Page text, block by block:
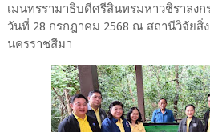
เมนทรรามาธิบดีศรีสินทรมหาวชิราลงก
วันที่ 28 กรกฎาคม 2568 ณ สถานีวิจัยสิ่
นครราชสีมา